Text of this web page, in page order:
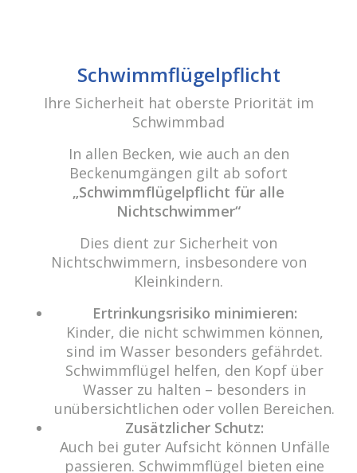
Navigation
Ostern 2019
cabrio Senden - das Bad
Bulderner Str. 15
Tel.: 0049 (0) 2597 - 93 918 -10
Fax: 0049 (0) 2597 - 93 918 -29
E-Mail:info@cabriosenden.de
Internet:www.cabriosenden.de
Wir freuen uns auf Sie!
Haben Sie Fragen? Wir kümmern uns drum!
Schwimmflügelpflicht
Ihre Sicherheit hat oberste Priorität im
Schwimmbad
In allen Becken, wie auch an den
Beckenumgängen gilt ab sofort
„Schwimmflügelpflicht für alle
Nichtschwimmer“
Dies dient zur Sicherheit von
Nichtschwimmern, insbesondere von
Kleinkindern.
Ertrinkungsrisiko minimieren:
Kinder, die nicht schwimmen können,
sind im Wasser besonders gefährdet.
Schwimmflügel helfen, den Kopf über
Wasser zu halten – besonders in
unübersichtlichen oder vollen Bereichen.
Zusätzlicher Schutz:
Auch bei guter Aufsicht können Unfälle
passieren. Schwimmflügel bieten eine